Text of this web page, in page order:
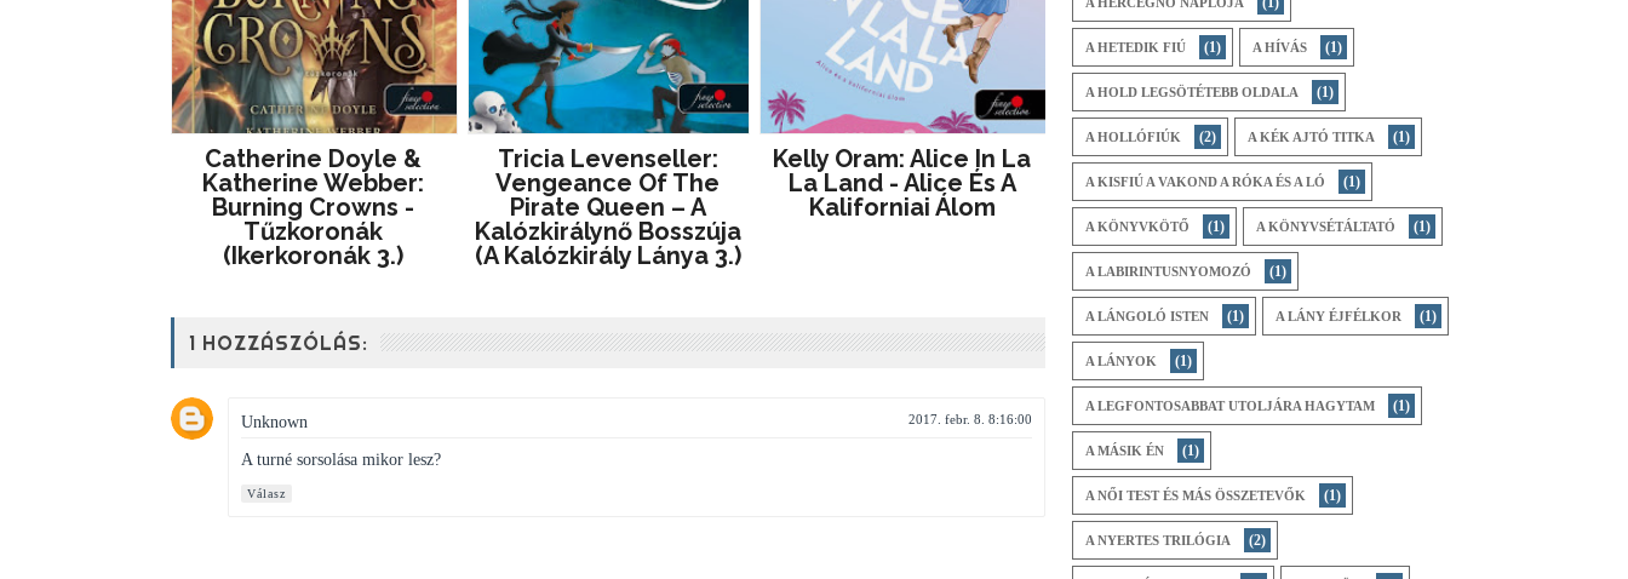
Catherine Doyle &
Katherine Webber:
Burning Crowns -
Tűzkoronák
(Ikerkoronák 3.)
Tricia Levenseller:
Vengeance ​of The
Pirate Queen – A
Kalózkirálynő Bosszúja
(A Kalózkirály Lánya 3.)
Kelly Oram: Alice In La
La Land - Alice És A
Kaliforniai Álom
1 HOZZÁSZÓLÁS:
Unknown 2017. febr. 8. 8:16:00
A turné sorsolása mikor lesz?
Válasz
A HETEDIK FIÚ (1) A HÍVÁS (1)
A HOLD LEGSÖTÉTEBB OLDALA (1)
A HOLLÓFIÚK (2) A KÉK AJTÓ TITKA (1)
A KISFIÚ A VAKOND A RÓKA ÉS A LÓ (1)
A KÖNYVKÖTŐ (1) A KÖNYVSÉTÁLTATÓ (1)
A LABIRINTUSNYOMOZÓ (1)
A LÁNGOLÓ ISTEN (1) A LÁNY ÉJFÉLKOR (1)
A LÁNYOK (1)
A LEGFONTOSABBAT UTOLJÁRA HAGYTAM (1)
A MÁSIK ÉN (1)
A NŐI TEST ÉS MÁS ÖSSZETEVŐK (1)
A NYERTES TRILÓGIA (2)